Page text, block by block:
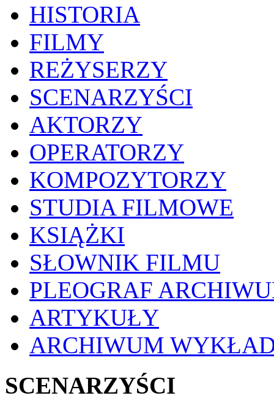
HISTORIA
FILMY
REŻYSERZY
SCENARZYŚCI
AKTORZY
OPERATORZY
KOMPOZYTORZY
STUDIA FILMOWE
KSIĄŻKI
SŁOWNIK FILMU
PLEOGRAF
ARTYKUŁY
ARCHIWUM
SCENARZYŚCI